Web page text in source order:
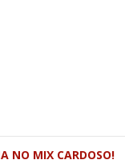
NO MIX CARDOSO!